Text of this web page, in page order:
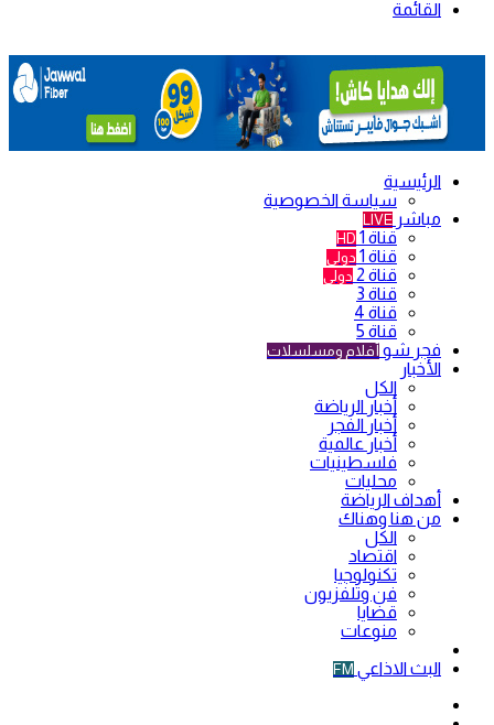
القائمة
الرئيسية
سياسة الخصوصية
مباشر LIVE
قناة 1 HD
قناة 1 دولي
قناة 2 دولي
قناة 3
قناة 4
قناة 5
فجر شو أفلام ومسلسلات
الأخبار
الكل
أخبار الرياضة
أخبار الفجر
أخبار عالمية
فلسطينيات
محليات
أهداف الرياضة
من هنا وهناك
الكل
اقتصاد
تكنولوجيا
فن وتلفزيون
قضايا
منوعات
البث الاذاعي FM